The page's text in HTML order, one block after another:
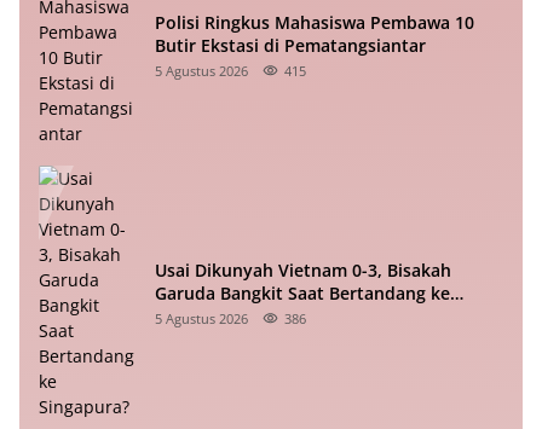
Polisi Ringkus Mahasiswa Pembawa 10
Butir Ekstasi di Pematangsiantar
5 Agustus 2026 415
Usai Dikunyah Vietnam 0-3, Bisakah
Garuda Bangkit Saat Bertandang ke
Singapura?
5 Agustus 2026 386